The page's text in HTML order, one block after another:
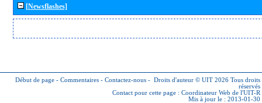
[Newsflashes]
Début de page - Commentaires - Contactez-nous - Droits d'auteur © UIT 2026 Tous droits
réservés
Contact pour cette page : Coordinateur Web de l'UIT-R
Mis à jour le : 2013-01-30